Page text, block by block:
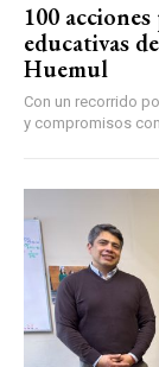
100
educativas
Huemul
Con un recorrido
y compromisos